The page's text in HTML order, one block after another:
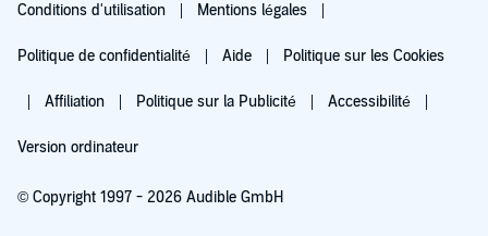
Conditions d'utilisation Mentions légales
Politique de confidentialité Aide Politique sur les Cookies
Affiliation Politique sur la Publicité Accessibilité
Version ordinateur
© Copyright 1997 - 2026 Audible GmbH